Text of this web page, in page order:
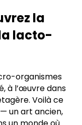
la
lacto-
organismes
à l’œuvre dans
Voilà ce
un art ancien,